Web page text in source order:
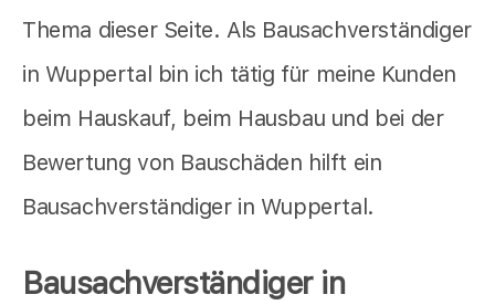
Thema dieser Seite. Als Bausachverständiger
in Wuppertal bin ich tätig für meine Kunden
beim Hauskauf, beim Hausbau und bei der
Bewertung von Bauschäden hilft ein
Bausachverständiger in Wuppertal.
Bausachverständiger in